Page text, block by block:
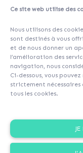
Ce site web utilise des
Nous utilisons des
sont destinés à vous
et de nous donner un
l’amélioration des
navigation, nous
Ci-dessous, vous
strictement
tous les cookies.
You